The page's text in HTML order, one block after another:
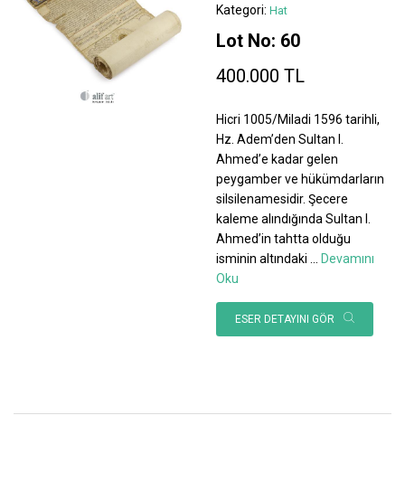
Kategori: Hat
Lot No: 60
400.000 TL
Hicri 1005/Miladi 1596 tarihli,
Hz. Adem’den Sultan I.
Ahmed’e kadar gelen
peygamber ve hükümdarların
silsilenamesidir. Şecere
kaleme alındığında Sultan I.
Ahmed’in tahtta olduğu
isminin altındaki
Devamını
Oku
ESER DETAYINI GÖR